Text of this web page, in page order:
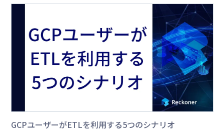
GCPユーザーがETLを利用する5つのシナリオ